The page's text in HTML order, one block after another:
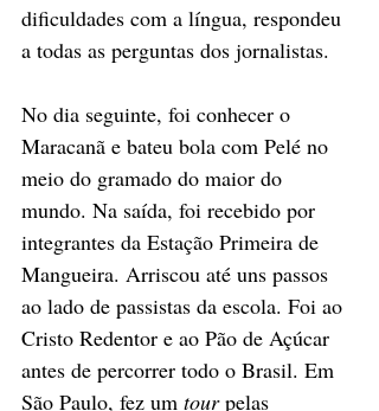
dificuldades com a língua, respondeu
a todas as perguntas dos jornalistas.
No dia seguinte, foi conhecer o
Maracanã e bateu bola com Pelé no
meio do gramado do maior do
mundo. Na saída, foi recebido por
integrantes da Estação Primeira de
Mangueira. Arriscou até uns passos
ao lado de passistas da escola. Foi ao
Cristo Redentor e ao Pão de Açúcar
antes de percorrer todo o Brasil. Em
São Paulo, fez um tour pelas